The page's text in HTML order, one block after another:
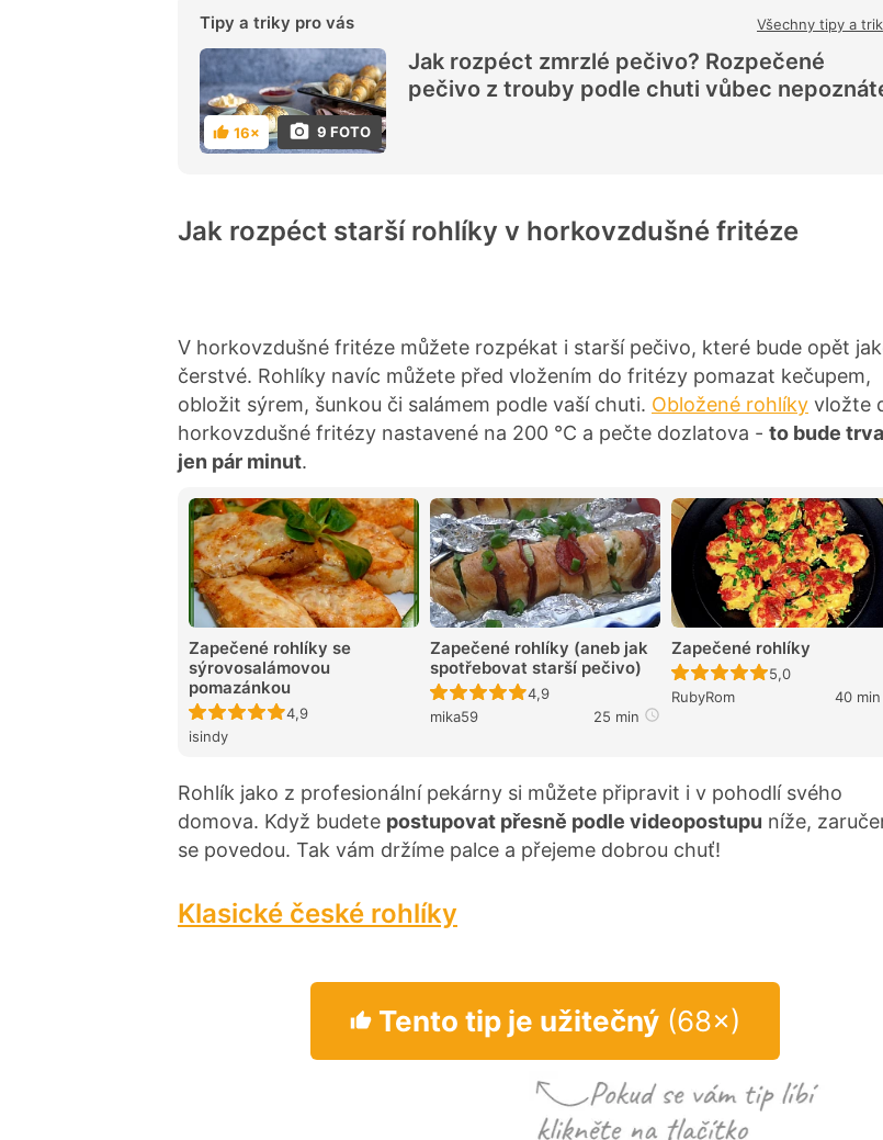
Tipy a triky pro vás Všechny tipy a
9 FOTO
H
o
e
n
16×
Jak rozpéct zmrzlé pečivo? Rozpečené
pečivo z trouby podle chuti vůbec
Jak rozpéct starší rohlíky v horkovzdušné fritéze
V horkovzdušné fritéze můžete rozpékat i starší pečivo, které bude opět
čerstvé. Rohlíky navíc můžete před vložením do fritézy pomazat kečupem,
obložit sýrem, šunkou či salámem podle vaší chuti. Obložené rohlíky vložte
horkovzdušné fritézy nastavené na 200 °C a pečte dozlatova - to bude
jen pár minut.
Zapečené rohlíky se
sýrovosalámovou
pomazánkou
Recept ještě nebyl hodnocen
4,9
isindy
Zapečené rohlíky (aneb jak
spotřebovat starší pečivo)
Recept ještě nebyl hodnocen
4,9
mika59
25 min
Zapečené rohlíky
Recept ještě
5,0
RubyRom
40 min
Rohlík jako z profesionální pekárny si můžete připravit i v pohodlí svého
domova. Když budete postupovat přesně podle videopostupu níže,
se povedou. Tak vám držíme palce a přejeme dobrou chuť!
Klasické české rohlíky
Tento tip je užitečný (68×)